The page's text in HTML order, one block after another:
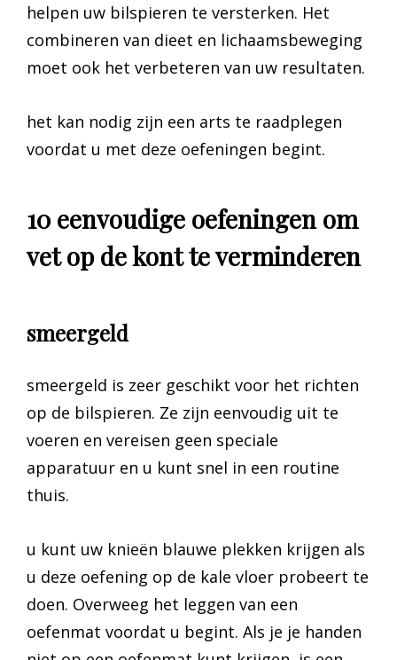
helpen uw bilspieren te versterken. Het
combineren van dieet en lichaamsbeweging
moet ook het verbeteren van uw resultaten.
het kan nodig zijn een arts te raadplegen
voordat u met deze oefeningen begint.
10 eenvoudige oefeningen om
vet op de kont te verminderen
smeergeld
smeergeld is zeer geschikt voor het richten
op de bilspieren. Ze zijn eenvoudig uit te
voeren en vereisen geen speciale
apparatuur en u kunt snel in een routine
thuis.
u kunt uw knieën blauwe plekken krijgen als
u deze oefening op de kale vloer probeert te
doen. Overweeg het leggen van een
oefenmat voordat u begint. Als je je handen